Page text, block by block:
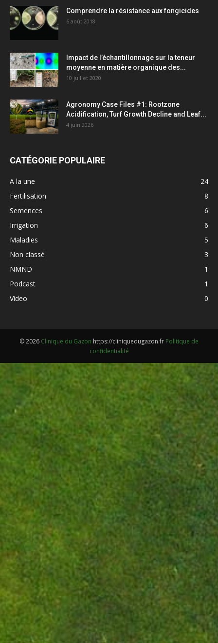
Comprendre la résistance aux fongicides
6 août 2018
Impact de l’échantillonnage sur la teneur
moyenne en matière organique des...
10 juillet 2020
Agronomy Case Files #1: Rootzone
Acidification, Turf Growth Decline and Leaf...
4 juin 2026
CATÉGORIE POPULAIRE
A la une
24
Fertilisation
8
Semences
6
Irrigation
6
Maladies
5
Non classé
3
NMND
1
Podcast
1
Video
0
© 2026 Clinique du Gazon https://cliniquedugazon.fr Politique de
confidentialité